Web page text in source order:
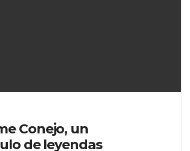
Conejo, un
de leyendas